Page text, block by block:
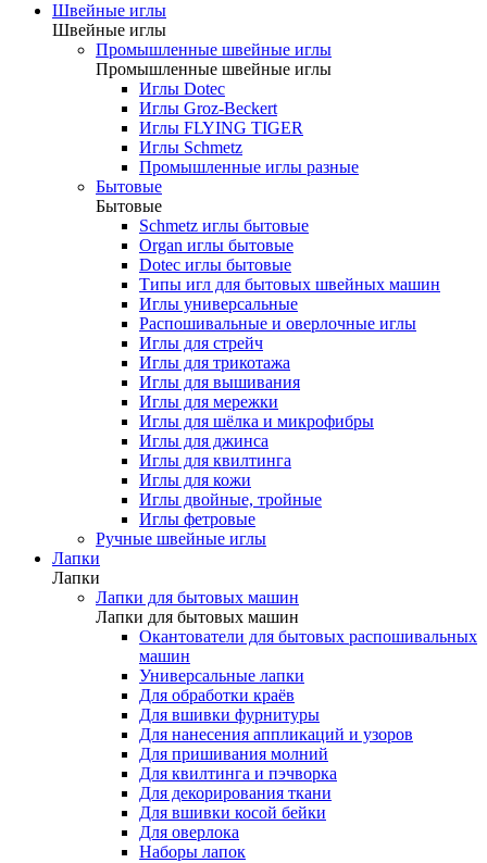
Швейные иглы
Швейные иглы
Промышленные швейные иглы
Промышленные швейные иглы
Иглы Dotec
Иглы Groz-Beckert
Иглы FLYING TIGER
Иглы Schmetz
Промышленные иглы разные
Бытовые
Бытовые
Schmetz иглы бытовые
Organ иглы бытовые
Dotec иглы бытовые
Типы игл для бытовых швейных машин
Иглы универсальные
Распошивальные и оверлочные иглы
Иглы для стрейч
Иглы для трикотажа
Иглы для вышивания
Иглы для мережки
Иглы для шёлка и микрофибры
Иглы для джинса
Иглы для квилтинга
Иглы для кожи
Иглы двойные, тройные
Иглы фетровые
Ручные швейные иглы
Лапки
Лапки
Лапки для бытовых машин
Лапки для бытовых машин
Окантователи для бытовых распошивальных
машин
Универсальные лапки
Для обработки краёв
Для вшивки фурнитуры
Для нанесения аппликаций и узоров
Для пришивания молний
Для квилтинга и пэчворка
Для декорирования ткани
Для вшивки косой бейки
Для оверлока
Наборы лапок